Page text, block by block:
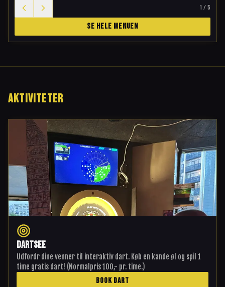
1 /5
SE HELE MENUEN
AKTIVITETER
Dartsee
Udfordr dine venner til interaktiv dart. Køb en kande øl og spil 1
time gratis dart! (Normalpris 100,- pr. time.)
BOOK DART